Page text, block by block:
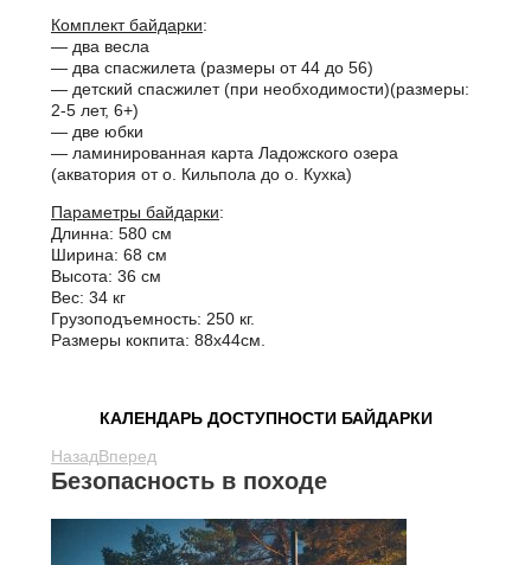
Комплект байдарки:
— два весла
— два спасжилета (размеры от 44 до 56)
— детский спасжилет (при необходимости)(размеры:
2-5 лет, 6+)
— две юбки
— ламинированная карта Ладожского озера
(акватория от о. Кильпола до о. Кухка)
Параметры байдарки:
Длинна: 580 см
Ширина: 68 см
Высота: 36 см
Вес: 34 кг
Грузоподъемность: 250 кг.
Размеры кокпита: 88х44см.
КАЛЕНДАРЬ ДОСТУПНОСТИ БАЙДАРКИ
НазадВперед
Безопасность в походе